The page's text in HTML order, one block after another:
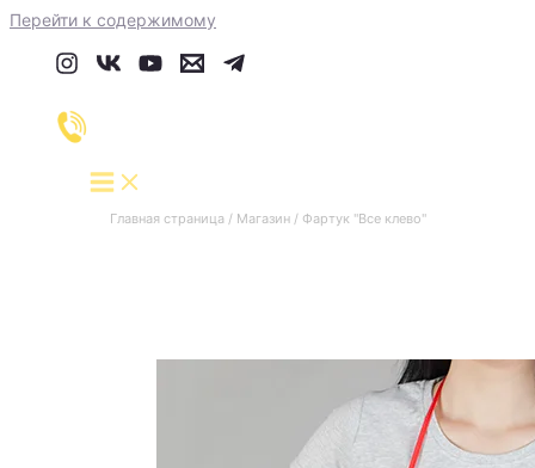
Перейти к содержимому
Главная страница/ Магазин/ Фартук "Все клево"